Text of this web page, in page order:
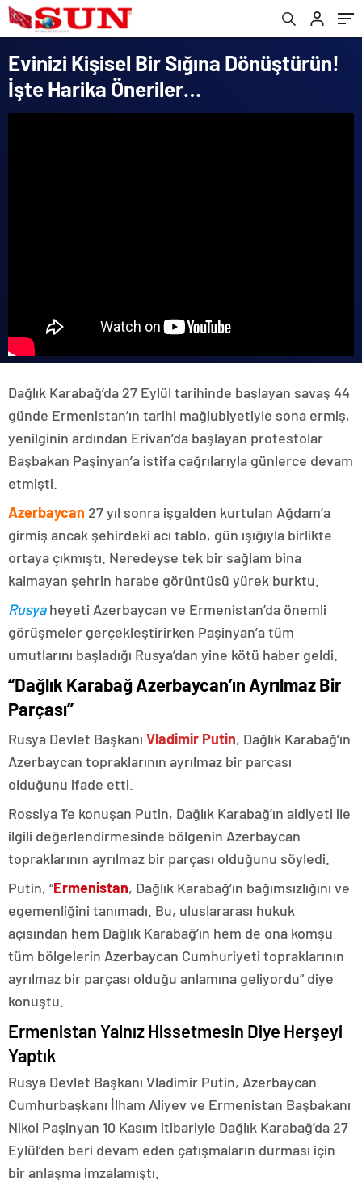
Evinizi Kişisel Bir Sığına Dönüştürün!
İşte Harika Öneriler…
Dağlık Karabağ’da 27 Eylül tarihinde başlayan savaş 44
günde Ermenistan’ın tarihi mağlubiyetiyle sona ermiş,
yenilginin ardından Erivan’da başlayan protestolar
Başbakan Paşinyan’a istifa çağrılarıyla günlerce devam
etmişti.
Azerbaycan 27 yıl sonra işgalden kurtulan Ağdam’a
girmiş ancak şehirdeki acı tablo, gün ışığıyla birlikte
ortaya çıkmıştı. Neredeyse tek bir sağlam bina
kalmayan şehrin harabe görüntüsü yürek burktu.
Rusyaheyeti Azerbaycan ve Ermenistan’da önemli
görüşmeler gerçekleştirirken Paşinyan’a tüm
umutlarını başladığı Rusya’dan yine kötü haber geldi.
“Dağlık Karabağ Azerbaycan’ın Ayrılmaz Bir
Parçası”
Rusya Devlet Başkanı Vladimir Putin, Dağlık Karabağ’ın
Azerbaycan topraklarının ayrılmaz bir parçası
olduğunu ifade etti.
Rossiya 1’e konuşan Putin, Dağlık Karabağ’ın aidiyeti ile
ilgili değerlendirmesinde bölgenin Azerbaycan
topraklarının ayrılmaz bir parçası olduğunu söyledi.
Putin, “Ermenistan, Dağlık Karabağ’ın bağımsızlığını ve
egemenliğini tanımadı. Bu, uluslararası hukuk
açısından hem Dağlık Karabağ’ın hem de ona komşu
tüm bölgelerin Azerbaycan Cumhuriyeti topraklarının
ayrılmaz bir parçası olduğu anlamına geliyordu” diye
konuştu.
Ermenistan Yalnız Hissetmesin Diye Herşeyi
Yaptık
Rusya Devlet Başkanı Vladimir Putin, Azerbaycan
Cumhurbaşkanı İlham Aliyev ve Ermenistan Başbakanı
Nikol Paşinyan 10 Kasım itibariyle Dağlık Karabağ’da 27
Eylül’den beri devam eden çatışmaların durması için
bir anlaşma imzalamıştı.